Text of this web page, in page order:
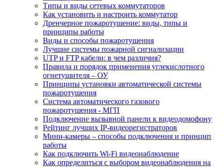
Типы и виды сетевых коммутаторов
Как установить и настроить коммутатор
Дренчерное пожаротушение: виды, типы и
принципы работы
Виды и способы пожаротушения
Лучшие системы пожарной сигнализации
UTP и FTP кабели: в чем различия?
Правила и порядок применения углекислотного
огнетушителя – ОУ
Принципы установки автоматической системы
пожаротушения
Система автоматического газового
пожаротушения - МГП
Подключение вызывной панели к видеодомофону
Рейтинг лучших IP-видеорегистраторов
Мини-камеры – способы подключения и принцип
работы
Как подключить Wi-Fi видеонаблюдение
Как определиться с выбором видеонаблюдения на